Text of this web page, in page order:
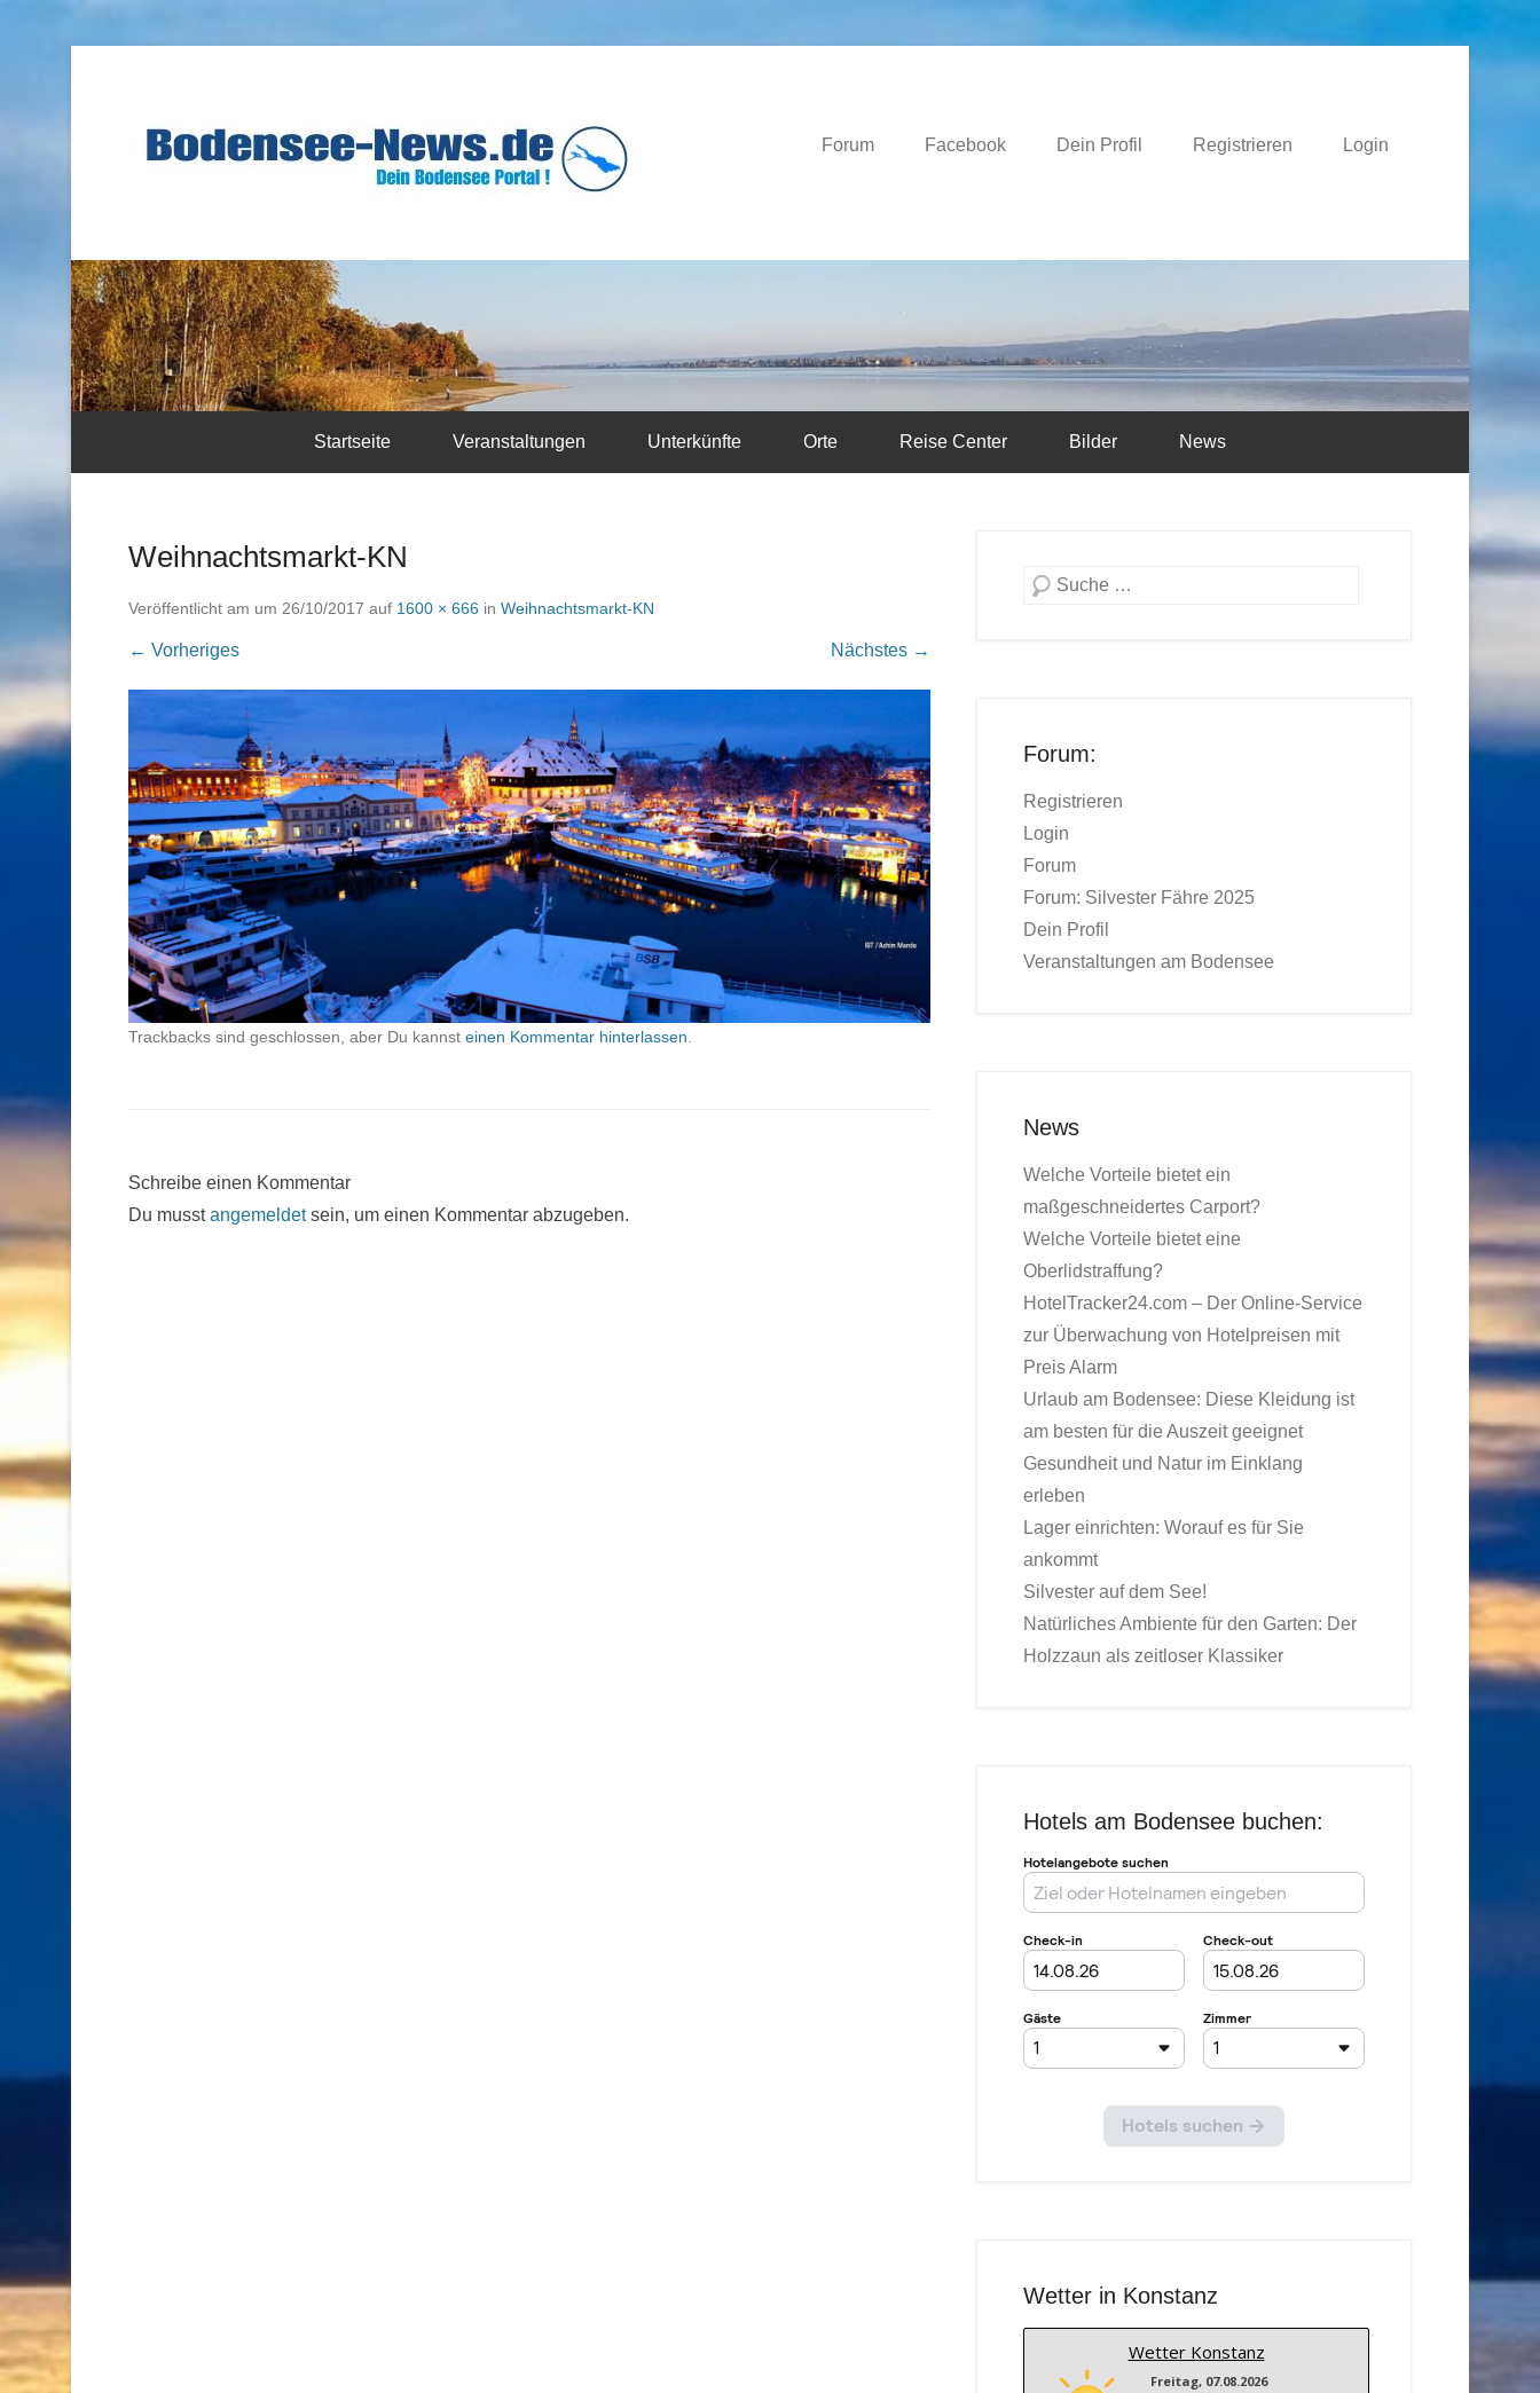
Forum Facebook Dein Profil Registrieren Login
Startseite Veranstaltungen Unterkünfte Orte Reise Center Bilder News
Weihnachtsmarkt-KN
Veröffentlicht am um 26/10/2017 auf 1600 × 666 in Weihnachtsmarkt-KN
← Vorheriges Nächstes →
Trackbacks sind geschlossen, aber Du kannst einen Kommentar hinterlassen
Schreibe einen Kommentar
Du musstangemeldetsein, um einen Kommentar abzugeben.
Suchen
Forum:
Registrieren
Login
Forum
Forum: Silvester Fähre 2025
Dein Profil
Veranstaltungen am Bodensee
News
Welche Vorteile bietet ein
maßgeschneidertes Carport?
Welche Vorteile bietet eine
Oberlidstraffung?
HotelTracker24.com – Der Online-Service
zur Überwachung von Hotelpreisen mit
Preis Alarm
Urlaub am Bodensee: Diese Kleidung ist
am besten für die Auszeit geeignet
Gesundheit und Natur im Einklang
erleben
Lager einrichten: Worauf es für Sie
ankommt
Silvester auf dem See!
Natürliches Ambiente für den Garten: Der
Holzzaun als zeitloser Klassiker
Hotels am Bodensee buchen:
Wetter in Konstanz
Wetter Konstanz
Freitag, 07.08.2026